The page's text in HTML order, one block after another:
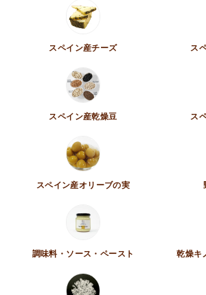
スペイン産チーズ ス
スペイン産乾燥豆 ス
スペイン産オリーブの実
調味料・ソース・ペースト 乾燥キ